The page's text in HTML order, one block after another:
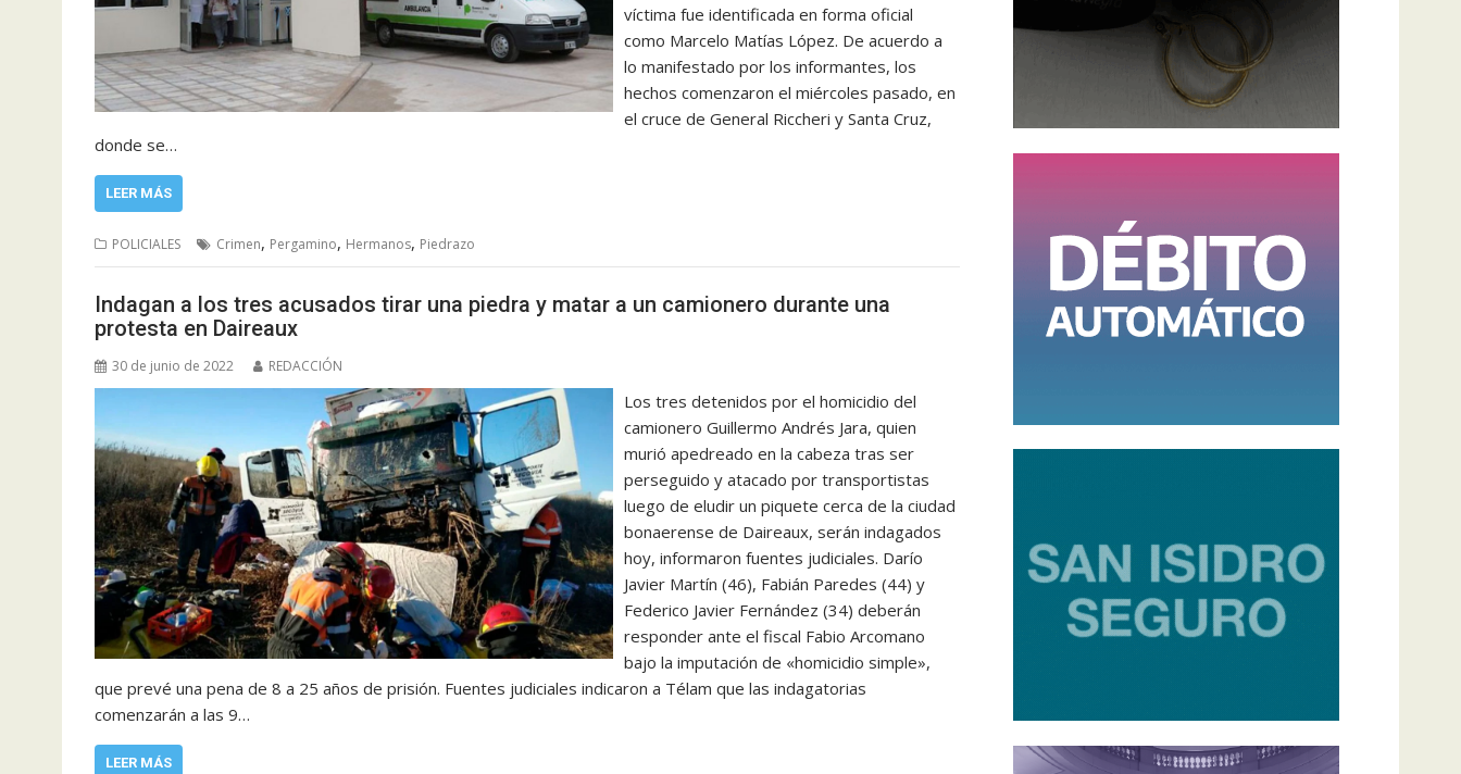
víctima fue identificada en forma oficial
como Marcelo Matías López. De acuerdo a
lo manifestado por los informantes, los
hechos comenzaron el miércoles pasado, en
el cruce de General Riccheri y Santa Cruz,
donde se…
LEER MÁS
POLICIALES Crimen, Pergamino, Hermanos, Piedrazo
Indagan a los tres acusados tirar una piedra y matar a un camionero durante una
protesta en Daireaux
30 de junio de 2022 REDACCIÓN
Los tres detenidos por el homicidio del
camionero Guillermo Andrés Jara, quien
murió apedreado en la cabeza tras ser
perseguido y atacado por transportistas
luego de eludir un piquete cerca de la ciudad
bonaerense de Daireaux, serán indagados
hoy, informaron fuentes judiciales. Darío
Javier Martín (46), Fabián Paredes (44) y
Federico Javier Fernández (34) deberán
responder ante el fiscal Fabio Arcomano
bajo la imputación de «homicidio simple»,
que prevé una pena de 8 a 25 años de prisión. Fuentes judiciales indicaron a Télam que las indagatorias
comenzarán a las 9…
LEER MÁS